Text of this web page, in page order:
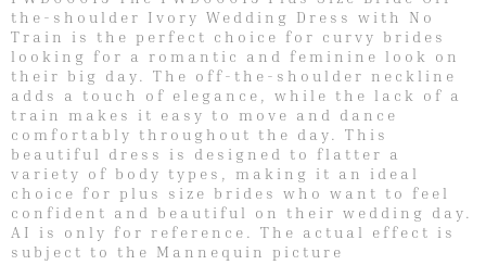
the-shoulder Ivory Wedding Dress with No
Train is the perfect choice for curvy brides
looking for a romantic and feminine look on
their big day. The off-the-shoulder neckline
adds a touch of elegance, while the lack of a
train makes it easy to move and dance
comfortably throughout the day. This
beautiful dress is designed to flatter a
variety of body types, making it an ideal
choice for plus size brides who want to feel
confident and beautiful on their wedding day.
AI is only for reference. The actual effect is
subject to the Mannequin picture